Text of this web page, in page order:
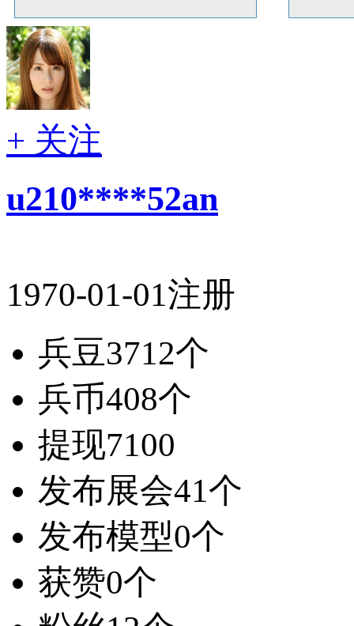
+ 关注
u210****52an
1970-01-01注册
兵豆3712个
兵币408个
提现7100
发布展会41个
发布模型0个
获赞0个